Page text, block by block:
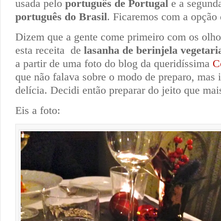
usada pelo português de Portugal e a
português do Brasil. Ficaremos com a opção
Dizem que a gente come primeiro com os
esta receita de lasanha de berinjela
a partir de uma foto do blog da queridíssima
que não falava sobre o modo de preparo, mas
delícia. Decidi então preparar do jeito que
Eis a foto: